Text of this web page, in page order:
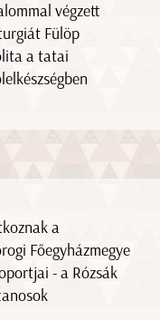
végzett
Fülöp
a tatai
a
Főegyházmegye
- a Rózsák